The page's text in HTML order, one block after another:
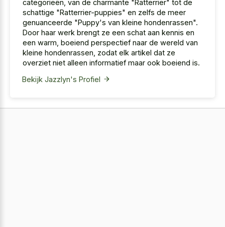
categorieën, van de charmante "Ratterrier" tot de
schattige "Ratterrier-puppies" en zelfs de meer
genuanceerde "Puppy's van kleine hondenrassen".
Door haar werk brengt ze een schat aan kennis en
een warm, boeiend perspectief naar de wereld van
kleine hondenrassen, zodat elk artikel dat ze
overziet niet alleen informatief maar ook boeiend is.
Bekijk Jazzlyn's Profiel